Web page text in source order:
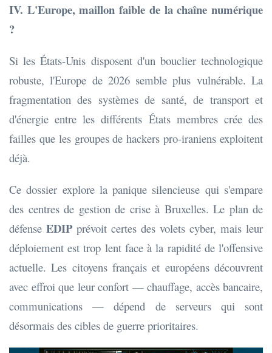
IV. L'Europe, maillon faible de la chaîne numérique
?
Si les États-Unis disposent d'un bouclier technologique
robuste, l'Europe de 2026 semble plus vulnérable. La
fragmentation des systèmes de santé, de transport et
d'énergie entre les différents États membres crée des
failles que les groupes de hackers pro-iraniens exploitent
déjà.
Ce dossier explore la panique silencieuse qui s'empare
des centres de gestion de crise à Bruxelles. Le plan de
défense EDIP prévoit certes des volets cyber, mais leur
déploiement est trop lent face à la rapidité de l'offensive
actuelle. Les citoyens français et européens découvrent
avec effroi que leur confort — chauffage, accès bancaire,
communications — dépend de serveurs qui sont
désormais des cibles de guerre prioritaires.